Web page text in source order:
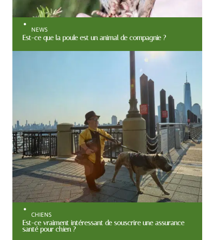
NEWS
Est-ce que la poule est un animal de compagnie ?
CHIENS
Est-ce vraiment intéressant de souscrire une assurance
santé pour chien ?